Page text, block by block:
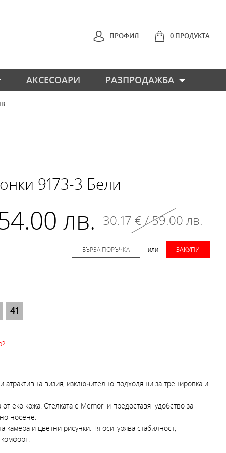
0 ПРОДУКТА
ПРОФИЛ
АКСЕСОАРИ РАЗПРОДАЖБА
9173-3 Бели
лв. 30.17 € / 59.00 лв.
ЗАКУПИ
или
БЪРЗА ПОРЪЧКА
41
атрактивна визия, изключително подходящи за тренировка и
еко кожа. Стелката е Memori и предоставя удобство за
носене.
камера и цветни рисунки. Тя осигурява стабилност,